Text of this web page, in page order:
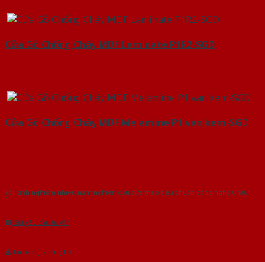
Cửa Gỗ Chống Cháy MDF Laminate P1R2-SGD
Cửa Gỗ Chống Cháy MDF Melamine P1 van kem-SGD
Với kinh nghiệm nhiêu năm nghiên cứu cửa theo tiêu chuẩn công nghệ Châu
Gửi yêu cầu tư vấn
Tải báo giá tổng hợp